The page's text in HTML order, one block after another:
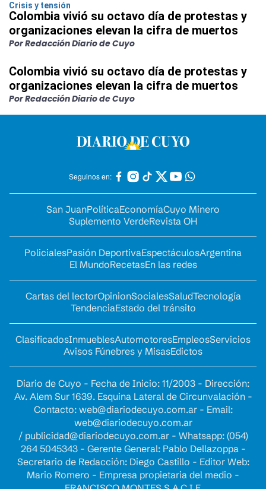
Crisis y tensión
Colombia vivió su octavo día de protestas y
organizaciones elevan la cifra de muertos
Por Redacción Diario de Cuyo
Colombia vivió su octavo día de protestas y
organizaciones elevan la cifra de muertos
Por Redacción Diario de Cuyo
Seguinos en:
San JuanPolíticaEconomíaCuyo Minero
Suplemento VerdeRevista OH
PolicialesPasión DeportivaEspectáculosArgentina
El MundoRecetasEn las redes
Cartas del lectorOpinionSocialesSaludTecnología
TendenciaEstado del tránsito
ClasificadosInmueblesAutomotoresEmpleosServicios
Avisos Fúnebres y MisasEdictos
Diario de Cuyo - Fecha de Inicio: 11/2003 - Dirección:
Av. Alem Sur 1639. Esquina Lateral de Circunvalación -
Contacto: web@diariodecuyo.com.ar- Email:
web@diariodecuyo.com.ar
/ publicidad@diariodecuyo.com.ar- Whatsapp: (054)
264 5045343 - Gerente General: Pablo Dellazoppa -
Secretario de Redacción: Diego Castillo - Editor Web:
Mario Romero - Empresa propietaria del medio -